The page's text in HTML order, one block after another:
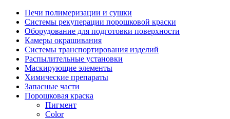
Печи полимеризации и сушки
Системы рекуперации порошковой краски
Оборудование для подготовки поверхности
Камеры окрашивания
Системы транспортирования изделий
Распылительные установки
Маскирующие элементы
Химические препараты
Запасные части
Порошковая краска
Пигмент
Color